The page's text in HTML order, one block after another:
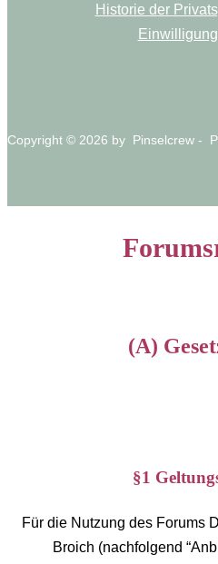
Historie der
Copyright © 2026 by Pinselcrew -
(A)
§1
Für die Nutzung des Forums
Broich (nachfolgend